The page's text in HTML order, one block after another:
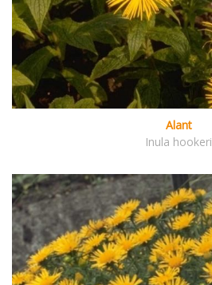
Alant
Inula hookeri